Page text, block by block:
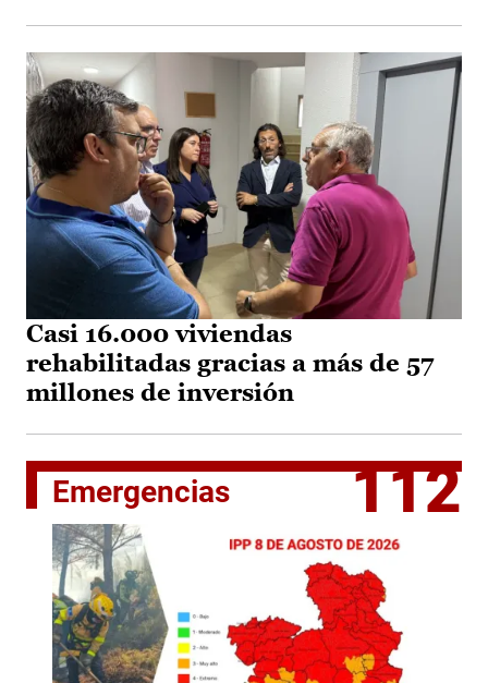
Casi 16.000 viviendas
rehabilitadas gracias a más de 57
millones de inversión
Emergencias 112